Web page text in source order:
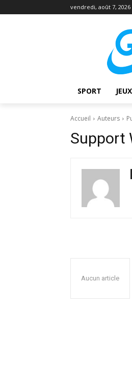
vendredi, août 7, 2026
SPORT
Accueil Auteurs
Support
Aucun article